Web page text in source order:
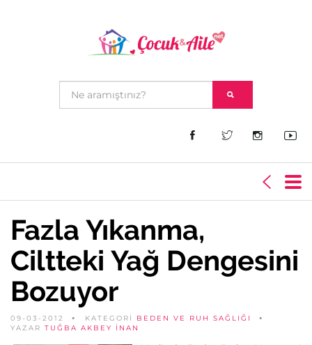
Fazla Yıkanma,
Ciltteki Yağ Dengesini
Bozuyor
09-03-2012 KATEGORİ BEDEN VE RUH SAĞLIĞI
YAZAR TUĞBA AKBEY İNAN